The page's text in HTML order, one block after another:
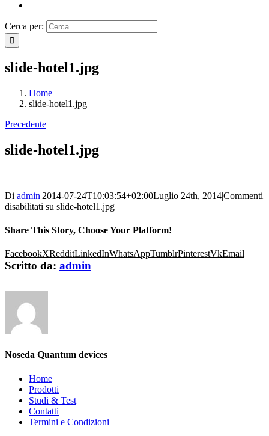
Cerca per:
slide-hotel1.jpg
Home
slide-hotel1.jpg
Precedente
slide-hotel1.jpg
Di admin|2014-07-24T10:03:54+02:00Luglio 24th, 2014|Commenti
disabilitati su slide-hotel1.jpg
Share This Story, Choose Your Platform!
FacebookXRedditLinkedInWhatsAppTumblrPinterestVkEmail
Scritto da: admin
Noseda Quantum devices
Home
Prodotti
Studi & Test
Contatti
Termini e Condizioni